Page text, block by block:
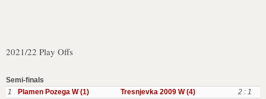
2021/22 Play Offs
Semi-finals
1
Plamen Pozega W (1) Tresnjevka 2009 W (4)
2 : 1